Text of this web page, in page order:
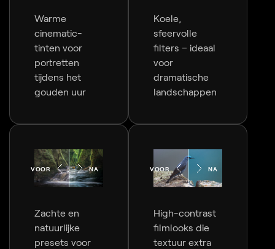
Warme
cinematic-
tinten voor
portretten
tijdens het
gouden uur
Koele,
sfeervolle
filters – ideaal
voor
dramatische
landschappen
VOOR NA
Zachte en
natuurlijke
presets voor
VOOR NA
High-contrast
filmlooks die
textuur extra